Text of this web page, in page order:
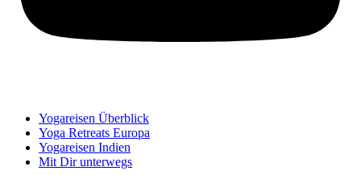
Yogareisen Überblick
Yoga Retreats Europa
Yogareisen Indien
Mit Dir unterwegs